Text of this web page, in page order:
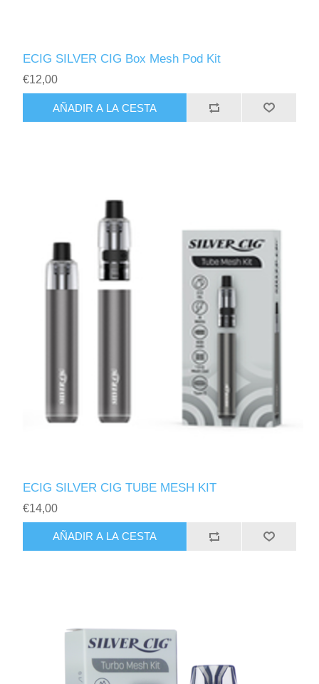
ECIG SILVER CIG Box Mesh Pod Kit
€12,00
ECIG SILVER CIG TUBE MESH KIT
€14,00